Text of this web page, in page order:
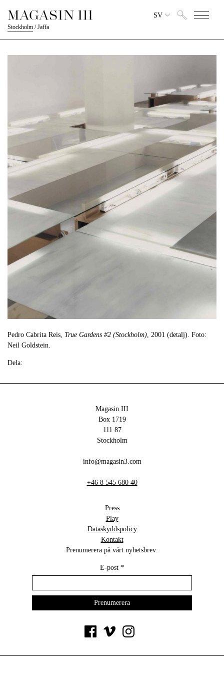
Stockholm /Jaffa
SV
Pedro Cabrita Reis, True Gardens #2 (Stockholm) , 2001 (detalj). Foto:
Neil Goldstein.
Dela:
Magasin III
Box 1719
111 87
Stockholm
info@magasin3.com
+46 8 545 680 40
Press
Play
Dataskyddspolicy
Kontakt
Prenumerera på vårt nyhetsbrev:
E-post *